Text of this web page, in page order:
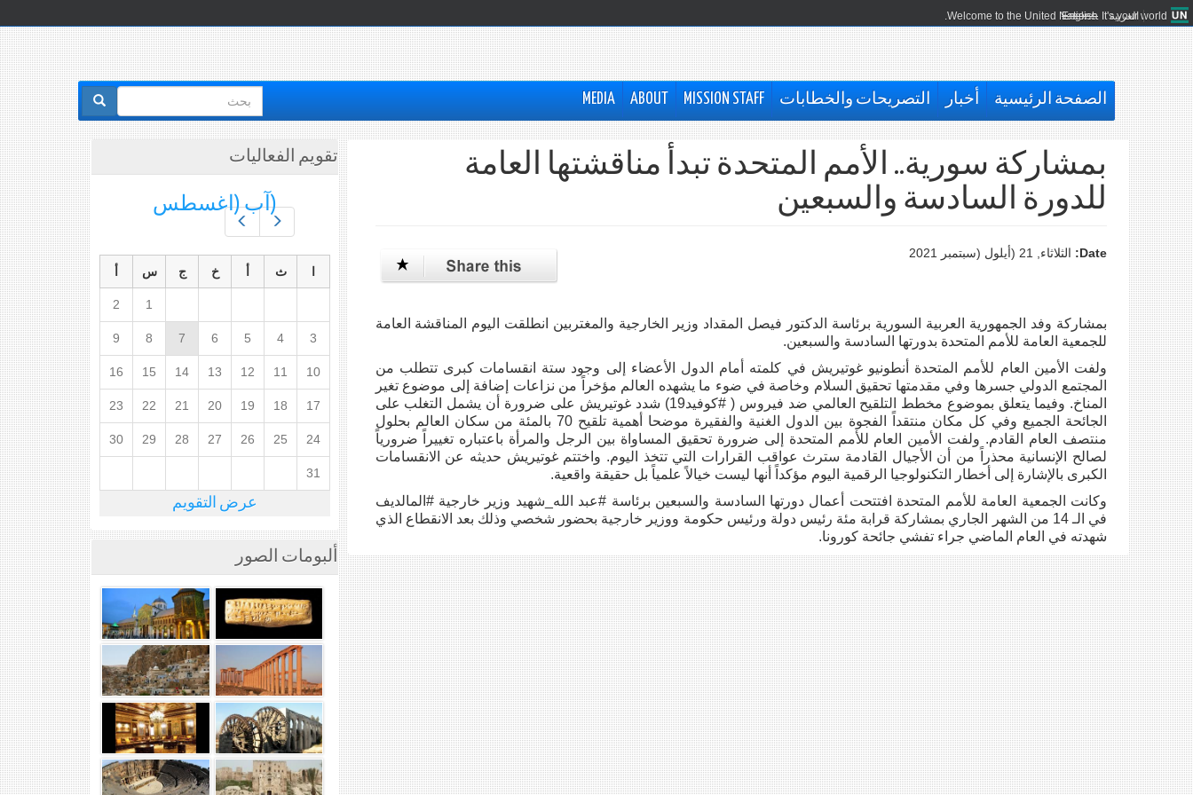
Welcome to the United Nations. It's your world.
العربية English
الصفحة الرئيسية أخبار التصريحات والخطابات MISSION STAFF
ABOUT
MEDIA
استمارة
البحث
بمشاركة سورية.. الأمم المتحدة تبدأ مناقشتها العامة
للدورة السادسة والسبعين
Date: الثلاثاء, 21 (أيلول (سبتمبر 2021
بمشاركة وفد الجمهورية العربية السورية برئاسة الدكتور فيصل المقداد وزير الخارجية والمغتربين انطلقت اليوم المناقشة العامة
للجمعية العامة للأمم المتحدة بدورتها السادسة والسبعين.
ولفت الأمين العام للأمم المتحدة أنطونيو غوتيريش في كلمته أمام الدول الأعضاء إلى وجود ستة انقسامات كبرى تتطلب من
المجتمع الدولي جسرها وفي مقدمتها تحقيق السلام وخاصة في ضوء ما يشهده العالم مؤخراً من نزاعات إضافة إلى موضوع تغير
المناخ. وفيما يتعلق بموضوع مخطط التلقيح العالمي ضد فيروس ( #كوفيد19) شدد غوتيريش على ضرورة أن يشمل التغلب على
الجائحة الجميع وفي كل مكان منتقداً الفجوة بين الدول الغنية والفقيرة موضحا أهمية تلقيح 70 بالمئة من سكان العالم بحلول
منتصف العام القادم. ولفت الأمين العام للأمم المتحدة إلى ضرورة تحقيق المساواة بين الرجل والمرأة باعتباره تغييراً ضرورياً
لصالح الإنسانية محذراً من أن الأجيال القادمة سترث عواقب القرارات التي تتخذ اليوم. واختتم غوتيريش حديثه عن الانقسامات
الكبرى بالإشارة إلى أخطار التكنولوجيا الرقمية اليوم مؤكداً أنها ليست خيالاً علمياً بل حقيقة واقعية.
وكانت الجمعية العامة للأمم المتحدة افتتحت أعمال دورتها السادسة والسبعين برئاسة #عبد الله_شهيد وزير خارجية #المالديف
في الـ 14 من الشهر الجاري بمشاركة قرابة مئة رئيس دولة ورئيس حكومة ووزير خارجية بحضور شخصي وذلك بعد الانقطاع الذي
شهدته في العام الماضي جراء تفشي جائحة كورونا.
تقويم الفعاليات
(آب (اغسطس
ث خ ج س
1
2
3
4
5
6
7
8
9
10
11
12
13
14
15
16
17
18
19
20
21
22
23
24
25
26
27
28
29
30
31
عرض التقويم
ألبومات الصور